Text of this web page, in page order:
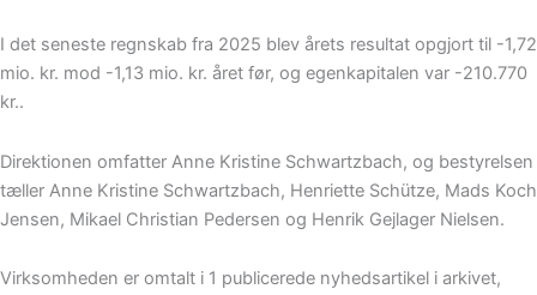
I det seneste regnskab fra 2025 blev årets resultat opgjort til -1,72
mio. kr. mod -1,13 mio. kr. året før, og egenkapitalen var -210.770
kr..
Direktionen omfatter Anne Kristine Schwartzbach, og bestyrelsen
tæller Anne Kristine Schwartzbach, Henriette Schütze, Mads Koch
Jensen, Mikael Christian Pedersen og Henrik Gejlager Nielsen.
Virksomheden er omtalt i 1 publicerede nyhedsartikel i arkivet,